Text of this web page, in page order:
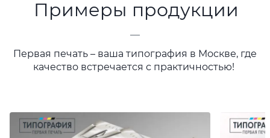
Примеры продукции
—
Первая печать – ваша типография в Москве, где
качество встречается с практичностью!